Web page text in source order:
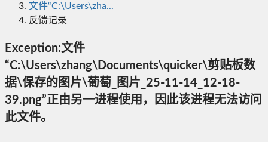
文件“C:\Users\zha...
反馈记录
Exception:文件
“C:\Users\zhang\Documents\quicker\剪贴板数
据\保存的图片\葡萄_图片_25-11-14_12-18-
39.png”正由另一进程使用，因此该进程无法访问
此文件。